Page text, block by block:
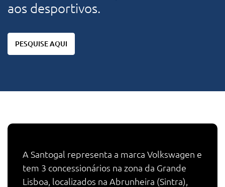
aos desportivos.
PESQUISE AQUI
A Santogal representa a marca Volkswagen e
tem 3 concessionários na zona da Grande
Lisboa, localizados na Abrunheira (Sintra),